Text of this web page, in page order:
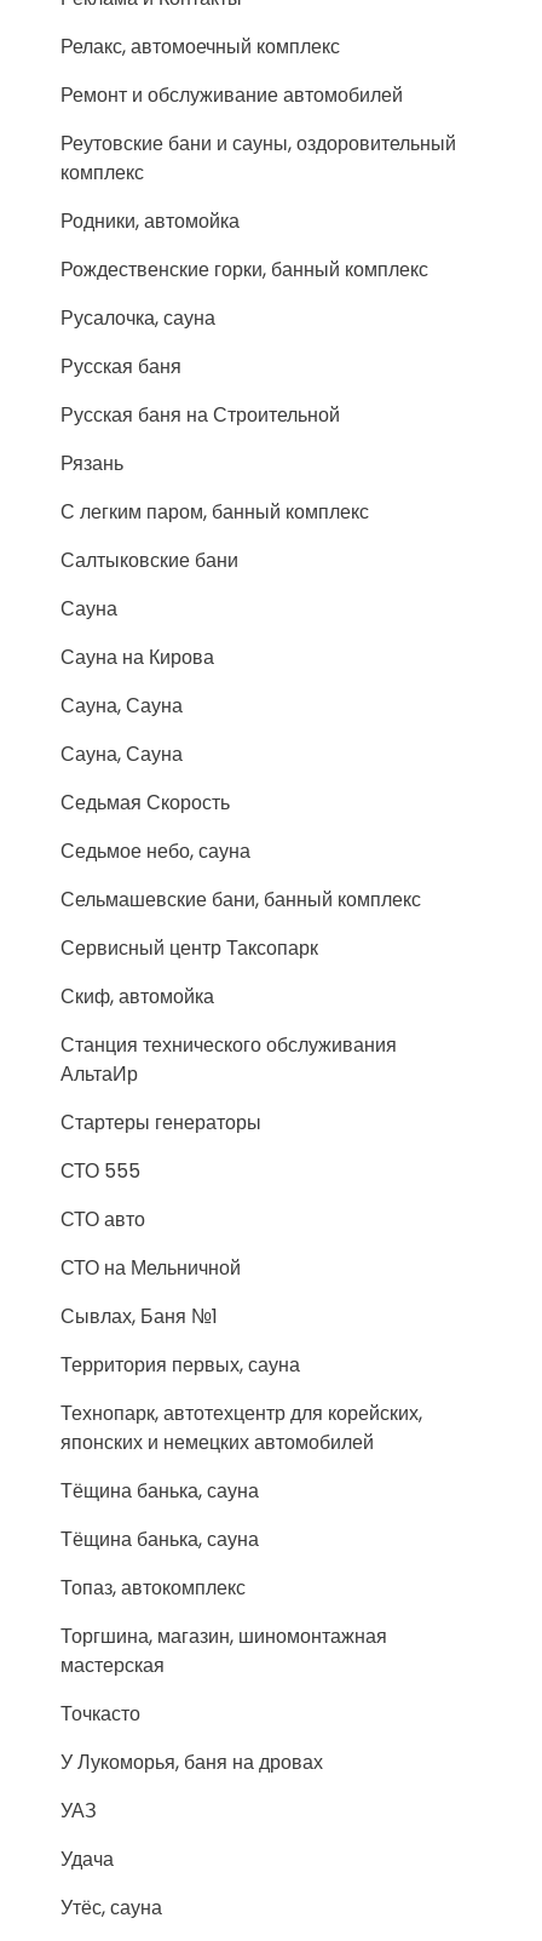
Релакс, автомоечный комплекс
Ремонт и обслуживание автомобилей
Реутовские бани и сауны, оздоровительный
комплекс
Родники, автомойка
Рождественские горки, банный комплекс
Русалочка, сауна
Русская баня
Русская баня на Строительной
Рязань
С легким паром, банный комплекс
Салтыковские бани
Сауна
Сауна на Кирова
Сауна, Сауна
Сауна, Сауна
Седьмая Скорость
Седьмое небо, сауна
Сельмашевские бани, банный комплекс
Сервисный центр Таксопарк
Скиф, автомойка
Станция технического обслуживания
АльтаИр
Стартеры генераторы
СТО 555
СТО авто
СТО на Мельничной
Сывлах, Баня №1
Территория первых, сауна
Технопарк, автотехцентр для корейских,
японских и немецких автомобилей
Тёщина банька, сауна
Тёщина банька, сауна
Топаз, автокомплекс
Торгшина, магазин, шиномонтажная
мастерская
Точкасто
У Лукоморья, баня на дровах
УАЗ
Удача
Утёс, сауна